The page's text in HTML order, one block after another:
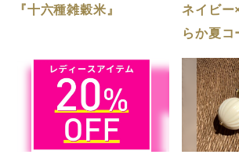
サービス＆ビューティー＆レスト
営業時間 10:00 ~
4F/5F Physical care floor
フィジカルケアフロア
『十六種雑穀米』
ネイビー
らか夏コ